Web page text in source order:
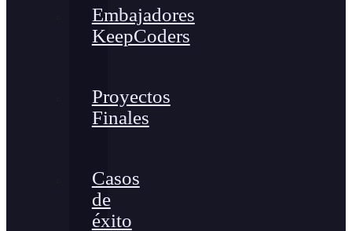
Embajadores
KeepCoders
Proyectos
Finales
Casos
de
éxito